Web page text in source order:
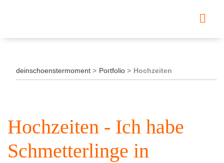
deinschoenstermoment Portfolio Hochzeiten
Hochzeiten - Ich habe
Schmetterlinge in